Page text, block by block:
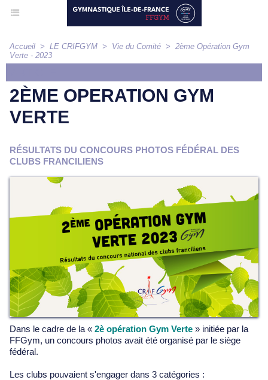
Accueil > LE CRIFGYM > Vie du Comité > 2ème Opération Gym
Verte - 2023
2ÈME OPERATION GYM
VERTE
RÉSULTATS DU CONCOURS PHOTOS FÉDÉRAL DES
CLUBS FRANCILIENS
Dans le cadre de la « 2è opération Gym Verte » initiée par la
FFGym, un concours photos avait été organisé par le siège
fédéral.
Les clubs pouvaient s'engager dans 3 catégories :